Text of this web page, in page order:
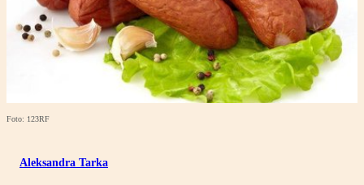
Foto: 123RF
Aleksandra Tarka